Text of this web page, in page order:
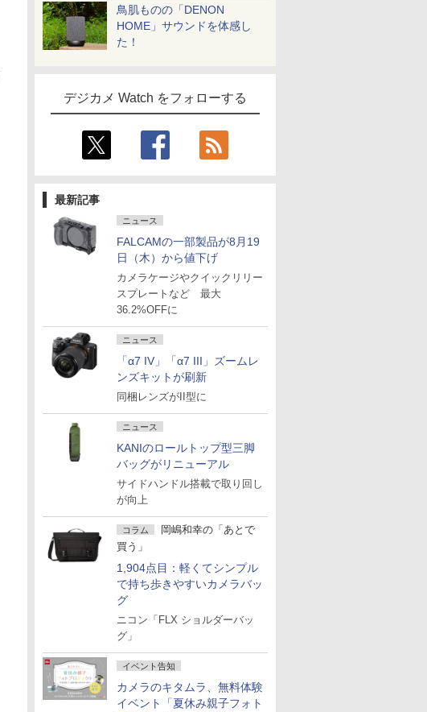
鳥肌ものの「DENON
HOME」サウンドを体感し
た！
デジカメ Watch をフォローする
最新記事
ニュース
FALCAMの一部製品が8月19
日（木）から値下げ
カメラケージやクイックリリー
スプレートなど 最大
36.2%OFFに
ニュース
「α7 IV」「α7 III」ズームレ
ンズキットが刷新
同梱レンズがII型に
ニュース
KANIのロールトップ型三脚
バッグがリニューアル
サイドハンドル搭載で取り回し
が向上
コラム
岡嶋和幸の「あとで
買う」
1,904点目：軽くてシンプル
で持ち歩きやすいカメラバッ
グ
ニコン「FLX ショルダーバッ
グ」
イベント告知
カメラのキタムラ、無料体験
イベント「夏休み親子フォト